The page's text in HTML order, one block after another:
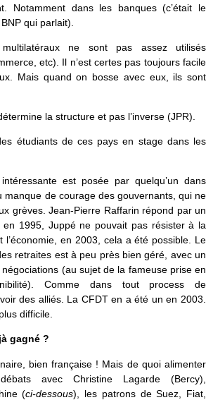
Notamment dans les banques (c’était le
qui parlait).
ne sont pas assez utilisés
etc). Il n’est certes pas toujours facile
Mais quand on bosse avec eux, ils sont
la structure et pas l’inverse (JPR).
étudiants de ces pays en stage dans les
est posée par quelqu’un dans
manque de courage des gouvernants, qui ne
grèves. Jean-Pierre Raffarin répond par un
1995, Juppé ne pouvait pas résister à la
l’économie, en 2003, cela a été possible. Le
retraites est à peu près bien géré, avec un
(au sujet de la fameuse prise en
Comme dans tout process de
des alliés. La CFDT en a été un en 2003.
difficile.
gagné ?
bien française ! Mais de quoi alimenter
avec Christine Lagarde (Bercy),
(ci-dessous), les patrons de Suez, Fiat,